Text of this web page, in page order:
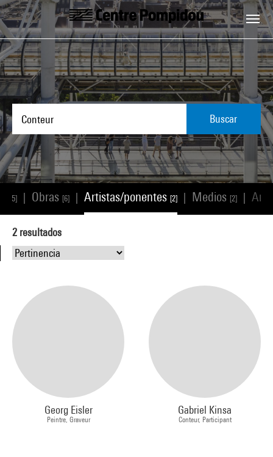
Skip to main content
Centre Pompidou
Buscar
[5] Obras [6] Artistas/ponentes [2] Medios [2]
2 resultados
Georg Eisler
Peintre, Graveur
Gabriel Kinsa
Conteur, Participant